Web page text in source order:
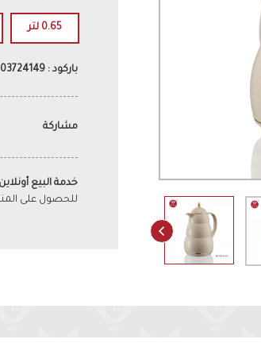
0.65 لتر
باركود : 6971703724149
مشاركة
خدمة البيع
للحصول على